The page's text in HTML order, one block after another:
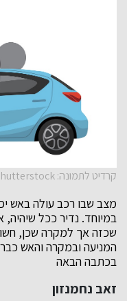
קרדיט לתמונה: Shutterstock
מצב שבו רכב עולה באש
במיוחד. נדיר ככל שיהיה,
שכזה אך למקרה שכן,
המניעה ובמקרה והאש
בכתבה הבאה
זאב נחמנזון